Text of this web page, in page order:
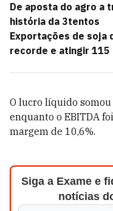
De aposta do agro a
história da 3tentos
Exportações de soja
recorde e atingir
O lucro líquido somou
enquanto o EBITDA
margem de 10,6%.
Siga a Exame e
notícias